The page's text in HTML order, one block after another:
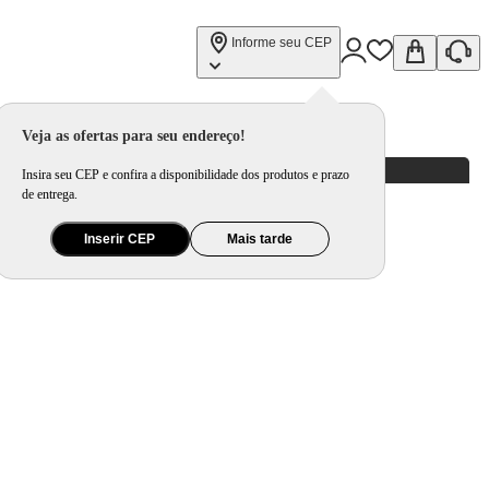
Informe seu CEP
Veja as ofertas para seu endereço!
Insira seu CEP e confira a disponibilidade dos produtos e prazo
de entrega.
Inserir CEP Mais tarde